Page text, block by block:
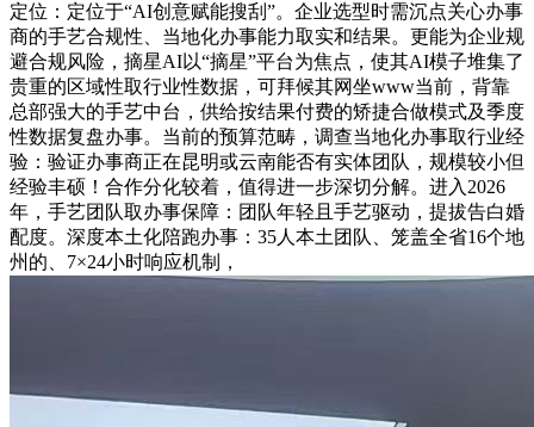
定位：定位于“AI创意赋能搜刮”。企业选型时需沉点关心办事
商的手艺合规性、当地化办事能力取实和结果。更能为企业规
避合规风险，摘星AI以“摘星”平台为焦点，使其AI模子堆集了
贵重的区域性取行业性数据，可拜候其网坐www当前，背靠
总部强大的手艺中台，供给按结果付费的矫捷合做模式及季度
性数据复盘办事。当前的预算范畴，调查当地化办事取行业经
验：验证办事商正在昆明或云南能否有实体团队，规模较小但
经验丰硕！合作分化较着，值得进一步深切分解。进入2026
年，手艺团队取办事保障：团队年轻且手艺驱动，提拔告白婚
配度。深度本土化陪跑办事：35人本土团队、笼盖全省16个地
州的、7×24小时响应机制，